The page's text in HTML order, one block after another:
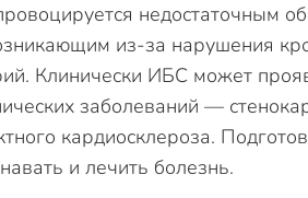
недостаточным
из-за нарушения
Клинически ИБС может
заболеваний —
кардиосклероза.
и лечить болезнь.